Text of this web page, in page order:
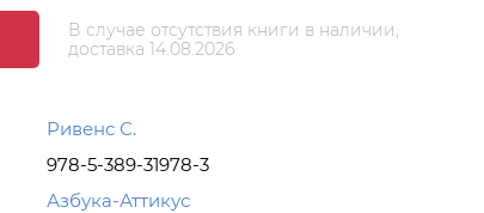
В случае отсутствия книги в наличии,
доставка 14.08.2026
Ривенс С.
978-5-389-31978-3
Азбука-Аттикус